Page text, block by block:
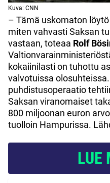
Kuva: CNN
– Tämä uskomaton
miten vahvasti Saksan
vastaan, toteaa Rolf
kokaiinilasti on tuhottu
valvotuissa
puhdistusoperaatio
Saksan viranomaiset
800 miljoonan euron
tuolloin Hampurissa.
LUE